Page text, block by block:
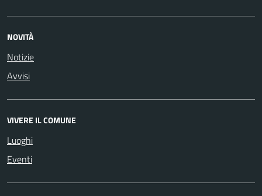
NOVITÀ
Notizie
Avvisi
VIVERE IL COMUNE
Luoghi
Eventi